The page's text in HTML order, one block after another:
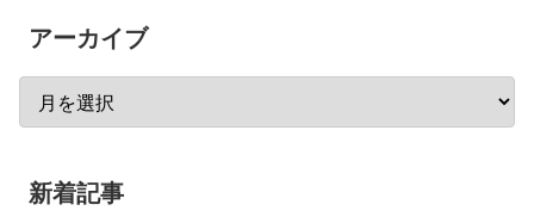
アーカイブ
新着記事